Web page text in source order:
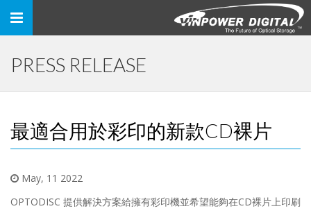
Toggle
PRESS RELEASE
最適合用於彩印的新款CD裸片
May, 11 2022
OPTODISC 提供解決方案給擁有彩印機並希望能夠在CD裸片上印刷